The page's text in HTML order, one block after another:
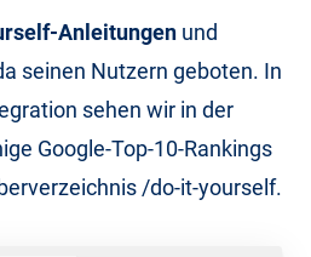
Anleitungen und
seinen Nutzern geboten. In
sehen wir in der
Google-Top-10-Rankings
/do-it-yourself.